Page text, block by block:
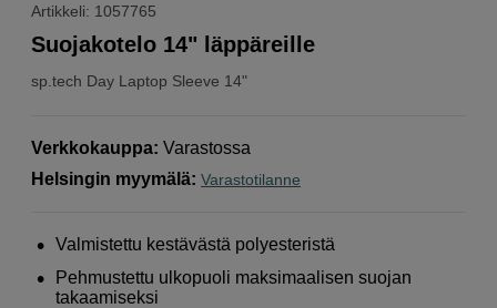
Artikkeli: 1057765
sp.tech Day Laptop Sleeve 14"
Suojakotelo 14" läppäreille
Verkkokauppa: Varastossa
Helsingin myymälä: Varastotilanne
Valmistettu kestävästä polyesteristä
Pehmustettu ulkopuoli maksimaalisen suojan
takaamiseksi